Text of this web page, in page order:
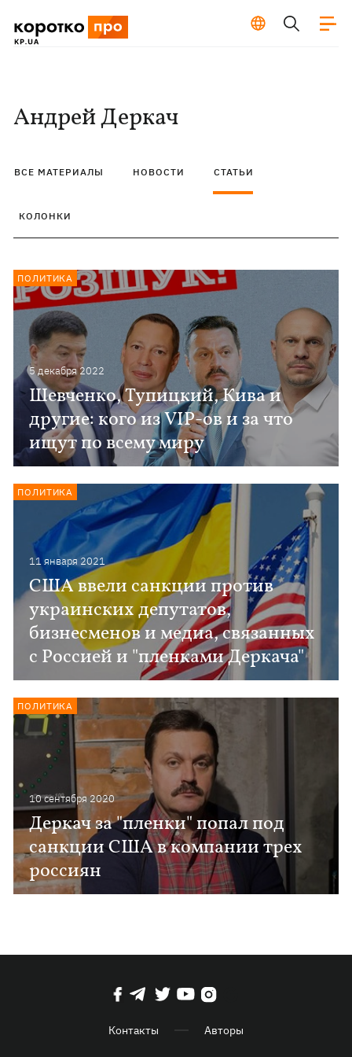
Андрей Деркач
ВСЕ МАТЕРИАЛЫ НОВОСТИ СТАТЬИ
КОЛОНКИ
5 декабря 2022
Шевченко, Тупицкий, Кива и
другие: кого из VIP-ов и за что
ищут по всему миру
ПОЛИТИКА
11 января 2021
США ввели санкции против
украинских депутатов,
бизнесменов и медиа, связанных
с Россией и "пленками Деркача"
ПОЛИТИКА
10 сентября 2020
Деркач за "пленки" попал под
санкции США в компании трех
россиян
ПОЛИТИКА
Контакты Авторы